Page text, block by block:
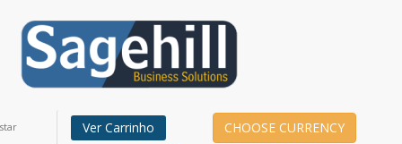
Ver Carrinho CHOOSE CURRENCY